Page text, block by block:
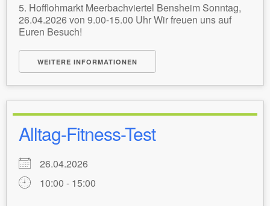
5. Hofflohmarkt Meerbachviertel Bensheim Sonntag,
26.04.2026 von 9.00-15.00 Uhr Wir freuen uns auf
Euren Besuch!
WEITERE INFORMATIONEN
Alltag-Fitness-Test
26.04.2026
10:00 - 15:00